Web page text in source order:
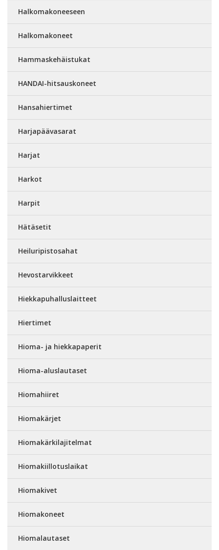
Halkomakoneeseen
Halkomakoneet
Hammaskehäistukat
HANDAI-hitsauskoneet
Hansahiertimet
Harjapäävasarat
Harjat
Harkot
Harpit
Hätäsetit
Heiluripistosahat
Hevostarvikkeet
Hiekkapuhalluslaitteet
Hiertimet
Hioma- ja hiekkapaperit
Hioma-aluslautaset
Hiomahiiret
Hiomakärjet
Hiomakärkilajitelmat
Hiomakiillotuslaikat
Hiomakivet
Hiomakoneet
Hiomalautaset